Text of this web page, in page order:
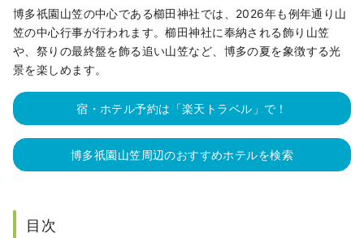
博多祇園山笠の中心である櫛田神社では、2026年も例年通り山
笠の中心行事が行われます。櫛田神社に奉納される飾り山笠
や、祭りの最終盤を飾る追い山笠など、博多の夏を象徴する光
景を楽しめます。
宿・ホテル予約は「楽天トラベル」で！
博多祇園山笠周辺のおすすめホテルを検索
目次